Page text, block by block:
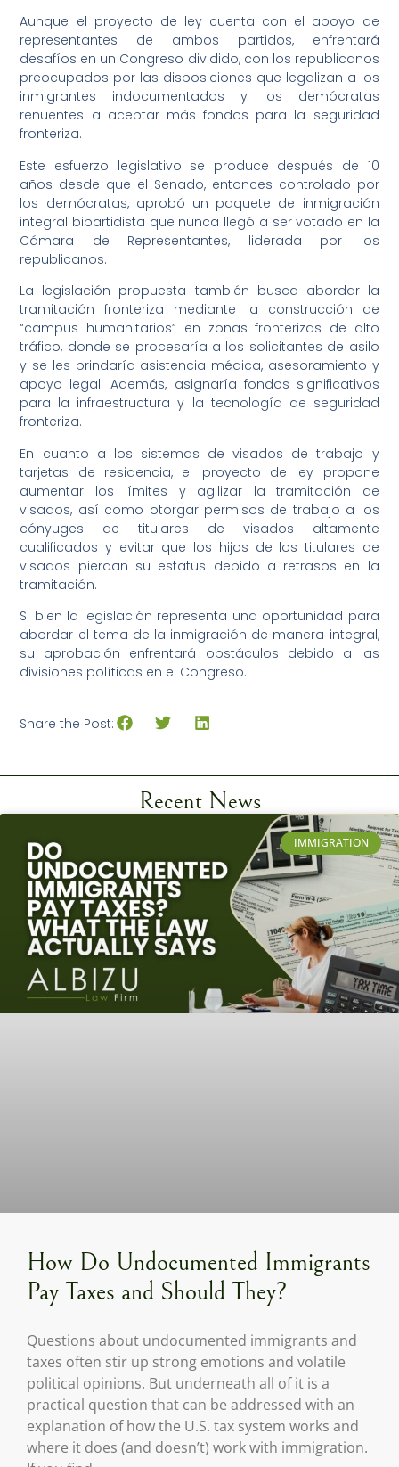
Aunque el proyecto de ley cuenta con el apoyo de
representantes de ambos partidos, enfrentará
desafíos en un Congreso dividido, con los republicanos
preocupados por las disposiciones que legalizan a los
inmigrantes indocumentados y los demócratas
renuentes a aceptar más fondos para la seguridad
fronteriza.
Este esfuerzo legislativo se produce después de 10
años desde que el Senado, entonces controlado por
los demócratas, aprobó un paquete de inmigración
integral bipartidista que nunca llegó a ser votado en la
Cámara de Representantes, liderada por los
republicanos.
La legislación propuesta también busca abordar la
tramitación fronteriza mediante la construcción de
“campus humanitarios” en zonas fronterizas de alto
tráfico, donde se procesaría a los solicitantes de asilo
y se les brindaría asistencia médica, asesoramiento y
apoyo legal. Además, asignaría fondos significativos
para la infraestructura y la tecnología de seguridad
fronteriza.
En cuanto a los sistemas de visados de trabajo y
tarjetas de residencia, el proyecto de ley propone
aumentar los límites y agilizar la tramitación de
visados, así como otorgar permisos de trabajo a los
cónyuges de titulares de visados altamente
cualificados y evitar que los hijos de los titulares de
visados pierdan su estatus debido a retrasos en la
tramitación.
Si bien la legislación representa una oportunidad para
abordar el tema de la inmigración de manera integral,
su aprobación enfrentará obstáculos debido a las
divisiones políticas en el Congreso.
Share the Post:
Recent News
IMMIGRATION
How Do Undocumented Immigrants
Pay Taxes and Should They?
Questions about undocumented immigrants and
taxes often stir up strong emotions and volatile
political opinions. But underneath all of it is a
practical question that can be addressed with an
explanation of how the U.S. tax system works and
where it does (and doesn’t) work with immigration.